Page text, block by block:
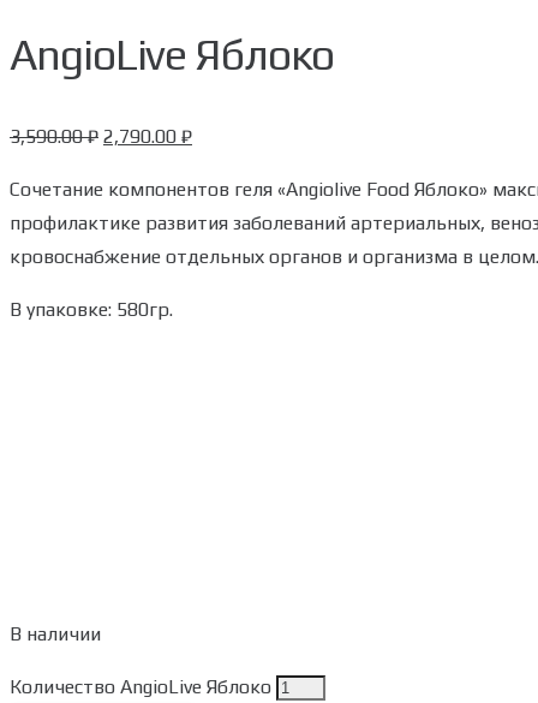
AngioLive Яблоко
3,590.00₽ 2,790.00 ₽
Сочетание компонентов геля «Angiolive Food Яблоко»
профилактике развития заболеваний артериальных,
кровоснабжение отдельных органов и организма в целом.
В упаковке: 580гр.
В наличии
Количество AngioLive Яблоко